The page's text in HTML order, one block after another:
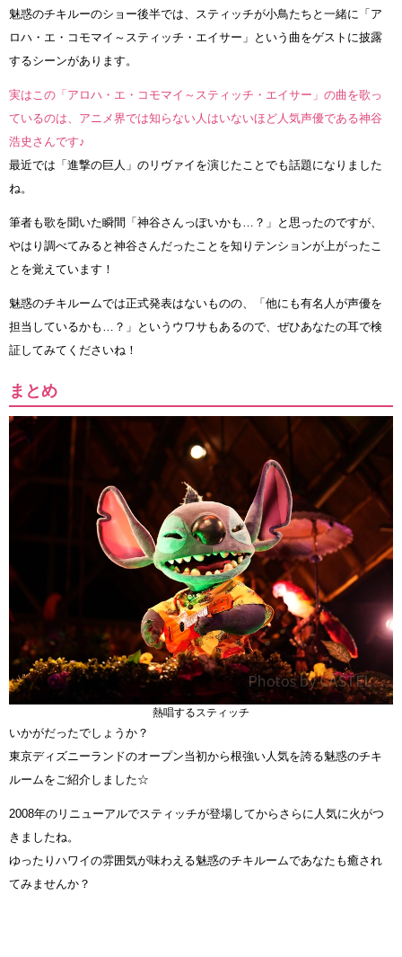
魅惑のチキルーのショー後半では、スティッチが小鳥たちと一緒に「ア
ロハ・エ・コモマイ～スティッチ・エイサー」という曲をゲストに披露
するシーンがあります。
実はこの「アロハ・エ・コモマイ～スティッチ・エイサー」の曲を歌っ
ているのは、アニメ界では知らない人はいないほど人気声優である神谷
浩史さんです♪
最近では「進撃の巨人」のリヴァイを演じたことでも話題になりました
ね。
筆者も歌を聞いた瞬間「神谷さんっぽいかも…？」と思ったのですが、
やはり調べてみると神谷さんだったことを知りテンションが上がったこ
とを覚えています！
魅惑のチキルームでは正式発表はないものの、「他にも有名人が声優を
担当しているかも…？」というウワサもあるので、ぜひあなたの耳で検
証してみてくださいね！
まとめ
熱唱するスティッチ
いかがだったでしょうか？
東京ディズニーランドのオープン当初から根強い人気を誇る魅惑のチキ
ルームをご紹介しました☆
2008年のリニューアルでスティッチが登場してからさらに人気に火がつ
きましたね。
ゆったりハワイの雰囲気が味わえる魅惑のチキルームであなたも癒され
てみませんか？